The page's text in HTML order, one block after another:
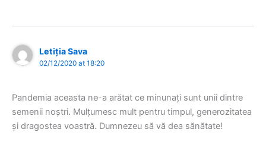
Letiția Sava
02/12/2020 at 18:20
Pandemia aceasta ne-a arătat ce minunaţi sunt unii dintre
semenii noştri. Mulţumesc mult pentru timpul, generozitatea
şi dragostea voastră. Dumnezeu să vă dea sănătate!